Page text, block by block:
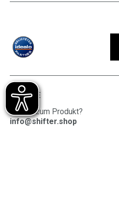
SERVICE
Fragen zum Produkt?
info@shifter.shop